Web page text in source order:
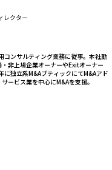
レクター
コンサルティング業務に従事。本社勤
非上場企業オーナーやExitオーナー
独立系M&AブティックにてM&Aアド
ービス業を中心にM&Aを支援。